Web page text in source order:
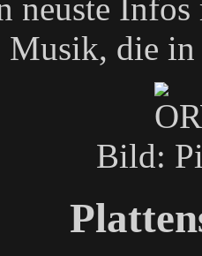
neuste
Musik, die in
Bild: